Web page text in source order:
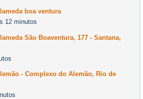
boa ventura
12 minutos
São Boaventura, 177 - Santana,
- Complexo do Alemão, Rio de